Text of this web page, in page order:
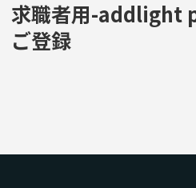
求職者用-addlight
ご登録